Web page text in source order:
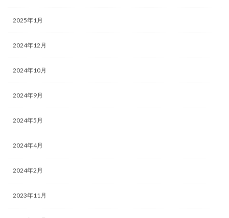
2025年1月
2024年12月
2024年10月
2024年9月
2024年5月
2024年4月
2024年2月
2023年11月